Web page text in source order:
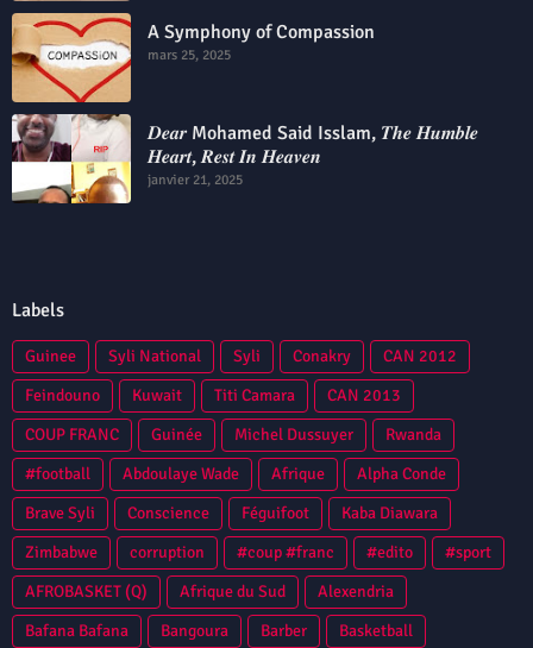
A Symphony of Compassion
mars 25, 2025
𝑫𝒆𝒂𝒓 Mohamed Said Isslam, 𝑻𝒉𝒆 𝑯𝒖𝒎𝒃𝒍𝒆
𝑯𝒆𝒂𝒓𝒕, 𝑹𝒆𝒔𝒕 𝑰𝒏 𝑯𝒆𝒂𝒗𝒆𝒏
janvier 21, 2025
Labels
Guinee Syli National Syli Conakry
CAN 2012
Feindouno
Kuwait Titi Camara
CAN 2013
COUP FRANC
Guinée Michel Dussuyer
Rwanda
#football
Abdoulaye Wade Afrique
Alpha Conde
Brave Syli
Conscience Féguifoot
Kaba Diawara
Zimbabwe
corruption #coup #franc #edito
#sport
AFROBASKET (Q)
Afrique du Sud
Alexendria
Bafana Bafana
Bangoura Barber
Basketball